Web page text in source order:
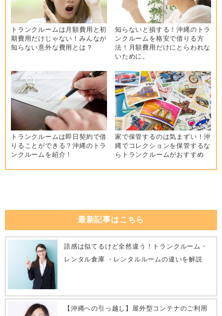
トランクルームは月額費用と初
期費用だけじゃない！みんなが
知らない意外な費用とは？
知らないと損する！沖縄のトラ
ンクルームを格安で借りる方
法！月額費用だけにとらわれな
いために。
トランクルームは即日契約で借
りることができる？沖縄のトラ
ンクルームを紹介！
家で保管するのは気まずい！沖
縄でコレクションを保管するな
らトランクルームがおすすめ
最新記事はこちら
語感は似てるけど全然違う！トランクルーム・
レンタル倉庫 ・レンタルルームの違いを解説
【沖縄への引っ越し】屋外型コンテナのご利用